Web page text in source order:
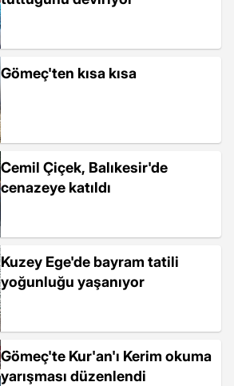
Gömeç'ten kısa kısa
Cemil Çiçek, Balıkesir'de
cenazeye katıldı
Kuzey Ege'de bayram tatili
yoğunluğu yaşanıyor
Gömeç'te Kur'an'ı Kerim okuma
yarışması düzenlendi